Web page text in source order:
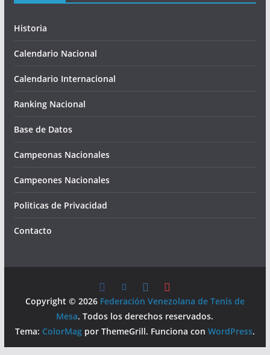
Historia
Calendario Nacional
Calendario Internacional
Ranking Nacional
Base de Datos
Campeonas Nacionales
Campeones Nacionales
Politicas de Privacidad
Contacto
Copyright © 2026 Federación Venezolana de Tenis de
Mesa. Todos los derechos reservados.
Tema: ColorMagpor ThemeGrill. Funciona con WordPress.